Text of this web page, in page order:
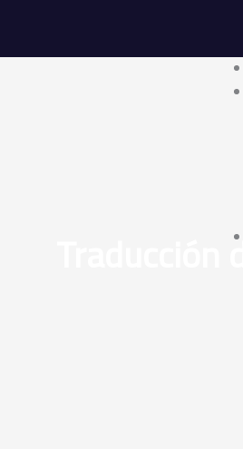
contenido
Traducción